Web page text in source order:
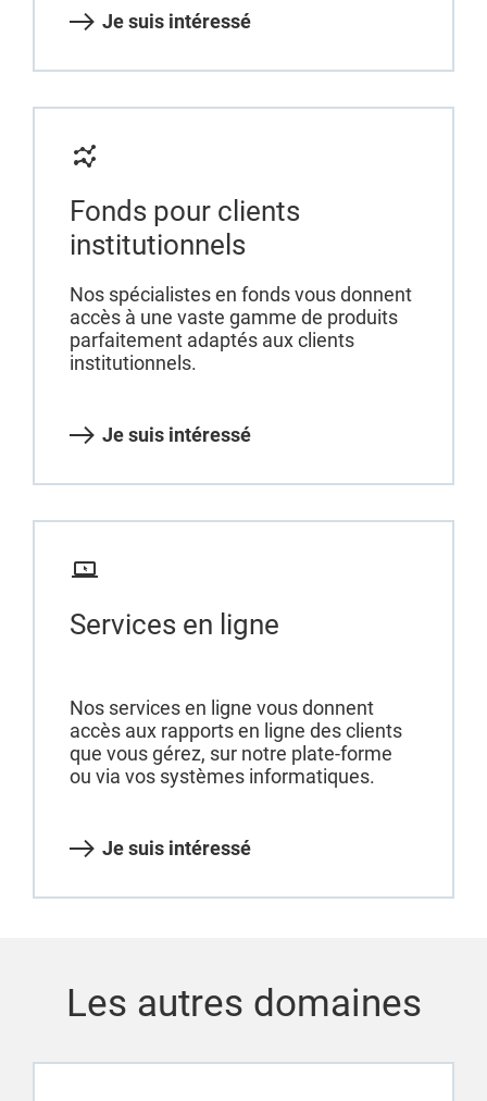
Je suis intéressé
Fonds pour clients
institutionnels
Nos spécialistes en fonds vous donnent
accès à une vaste gamme de produits
parfaitement adaptés aux clients
institutionnels.
Je suis intéressé
Services en ligne
Nos services en ligne vous donnent
accès aux rapports en ligne des clients
que vous gérez, sur notre plate-forme
ou via vos systèmes informatiques.
Je suis intéressé
Les autres domaines